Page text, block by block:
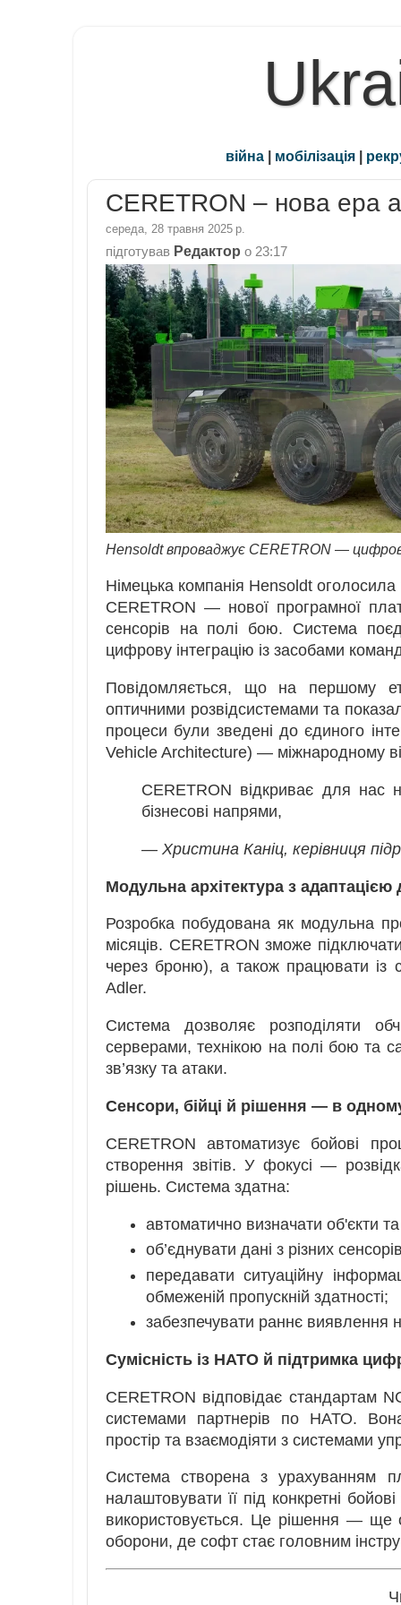
війна | мобілізація |
CERETRON – нова ера
середа, 28 травня 2025 р.
підготував Редактор о 23:17
Hensoldt впроваджує CERETRON —
Німецька компанія Hensoldt
CERETRON — нової програмної
сенсорів на полі бою. Система
цифрову інтеграцію із засобами
Повідомляється, що на першому
оптичними розвідсистемами та
процеси були зведені до єдиного
Vehicle Architecture) — міжнародному
CERETRON відкриває для нас
бізнесові напрями,
— Христина Каніц, керівниця
Модульна архітектура з
Розробка побудована як модульна
місяців. CERETRON зможе
через броню), а також працювати із
Adler.
Система дозволяє розподіляти
серверами, технікою на полі бою та
зв’язку та атаки.
Сенсори, бійці й рішення — в
CERETRON автоматизує бойові
створення звітів. У фокусі —
рішень. Система здатна:
автоматично визначати об'єкти та
об’єднувати дані з різних
передавати ситуаційну
обмеженій пропускній здатності;
забезпечувати раннє виявлення
Сумісність із НАТО й підтримка
CERETRON відповідає стандартам
системами партнерів по НАТО.
простір та взаємодіяти з системами
Система створена з урахуванням
налаштовувати її під конкретні
використовується. Це рішення — ще
оборони, де софт стає головним